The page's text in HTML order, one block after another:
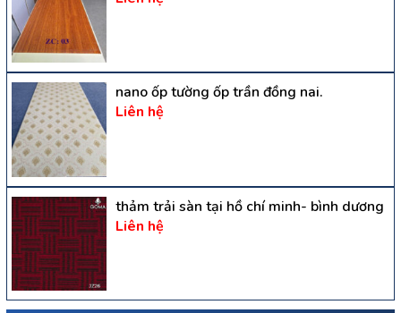
nano ốp tường ốp trần đồng nai.
Liên hệ
thảm trải sàn tại hồ chí minh- bình dương
Liên hệ